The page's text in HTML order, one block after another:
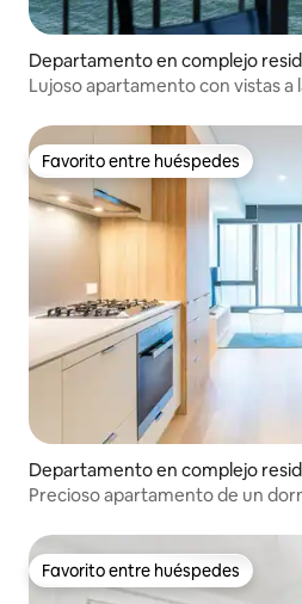
Departamento en complejo
ribilli
Lujoso apartamento con vistas a
Favorito entre huéspedes
Favorito entre huéspedes
Departamento en complejo
ney
Precioso apartamento de un
Favorito entre huéspedes
Favorito entre huéspedes